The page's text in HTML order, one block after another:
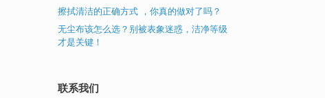
擦拭清洁的正确方式 ，你真的做对了吗？
无尘布该怎么选？别被表象迷惑，洁净等级
才是关键！
联系我们